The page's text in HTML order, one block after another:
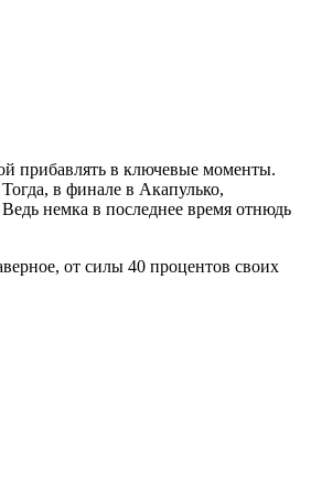
прибавлять в ключевые моменты.
в финале в Акапулько,
немка в последнее время отнюдь
от силы 40 процентов своих